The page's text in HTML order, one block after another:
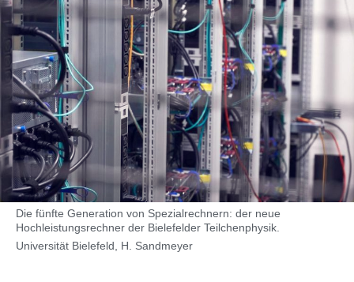
Die fünfte Generation von Spezialrechnern: der neue
Hochleistungsrechner der Bielefelder Teilchenphysik.
Universität Bielefeld, H. Sandmeyer